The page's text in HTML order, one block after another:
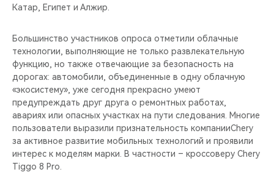
Катар, Египет и Алжир.
Большинство участников опроса отметили облачные
технологии, выполняющие не только развлекательную
функцию, но также отвечающие за безопасность на
дорогах: автомобили, объединенные в одну облачную
«экосистему», уже сегодня прекрасно умеют
предупреждать друг друга о ремонтных работах,
авариях или опасных участках на пути следования. Многие
пользователи выразили признательность компанииChery
за активное развитие мобильных технологий и проявили
интерес к моделям марки. В частности – кроссоверу Chery
Tiggo 8 Pro.